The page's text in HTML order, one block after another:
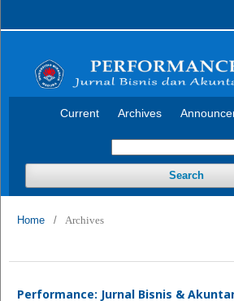
Current Archives
Search
Home / Archives
Performance: Jurnal Bisnis &